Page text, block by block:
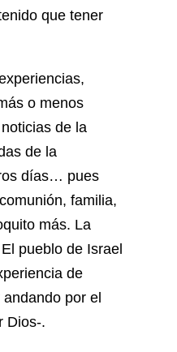
que tener
o menos
de la
de la
días… pues
familia,
más. La
pueblo de Israel
de
por el
Dios-.